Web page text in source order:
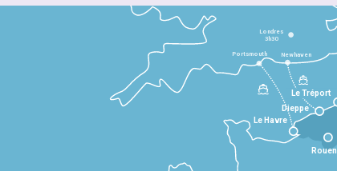
Le Havre
Dieppe
Le Tréport
Londres
3h30
Newhaven
Portsmouth
Rouen